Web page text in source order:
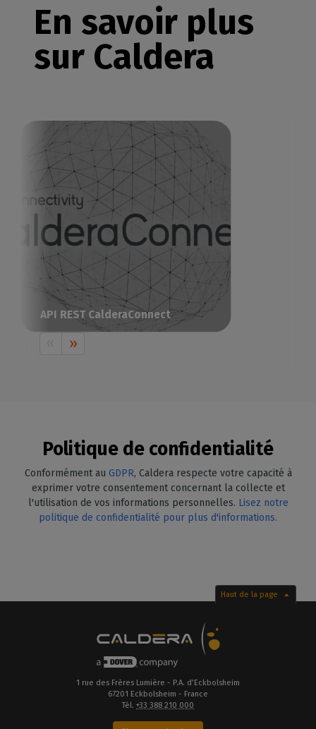
En savoir plus
sur Caldera
API REST CalderaConnect
La solution RIP tout-en-un pour piloter
votre impression-découpe
Politique de confidentialité
Conformément au GDPR, Caldera respecte votre capacité à
exprimer votre consentement concernant la collecte et
l'utilisation de vos informations personnelles. Lisez notre
politique de confidentialité pour plus d'informations.
Haut de la page
1 rue des Frères Lumière - P.A. d’Eckbolsheim
67201 Eckbolsheim - France
Tél. +33 388 210 000